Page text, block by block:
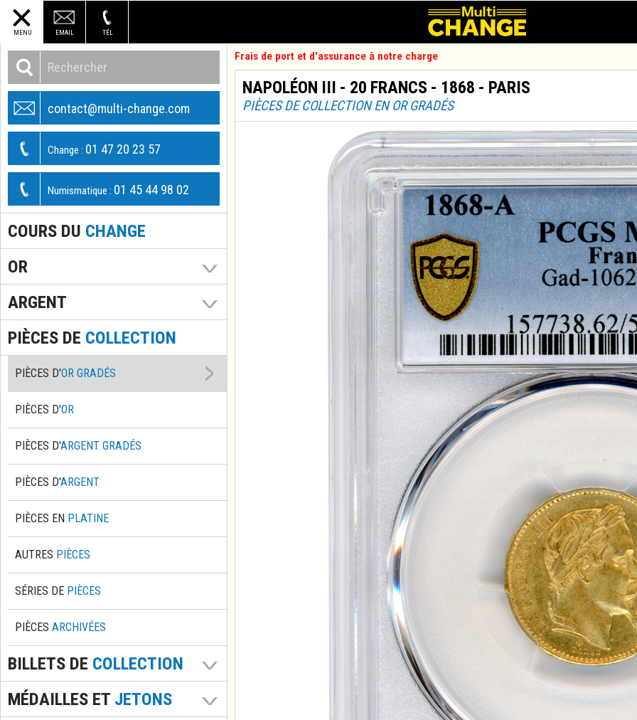
MENU EMAIL TÉL
contact@multi-change.com
Change : 01 47 20 23 57
Numismatique : 01 45 44 98 02
COURS DU CHANGE
OR
ARGENT
PIÈCES DE COLLECTION
PIÈCES D'OR GRADÉS
PIÈCES D'OR
PIÈCES D'ARGENT GRADÉS
PIÈCES D'ARGENT
PIÈCES EN PLATINE
AUTRES PIÈCES
SÉRIES DE PIÈCES
PIÈCES ARCHIVÉES
BILLETS DE COLLECTION
MÉDAILLES ET JETONS
Frais de port et d'assurance à notre charge
NAPOLÉON III - 20 FRANCS - 1868 - PARIS
PIÈCES DE COLLECTION EN OR GRADÉS